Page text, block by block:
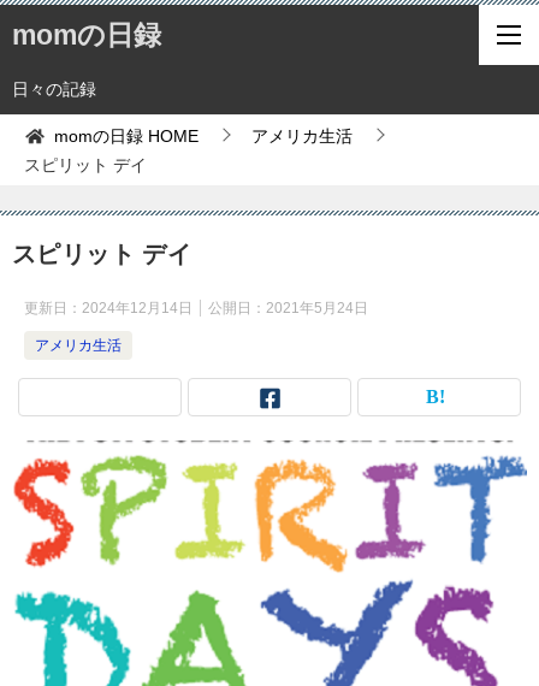
momの日録
日々の記録
momの日録 HOME
アメリカ生活
スピリット デイ
スピリット デイ
更新日： 2024年12月14日 公開日： 2021年5月24日
アメリカ生活